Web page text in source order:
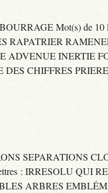
Mot(s) de
RAPATRIER
ADVENUE INERTIE
DES CHIFFRES
SEPARATIONS
: IRRESOLU QUI
ARBRES